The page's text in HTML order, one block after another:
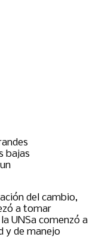
bajas
del cambio,
a tomar
UNSa comenzó a
y de manejo